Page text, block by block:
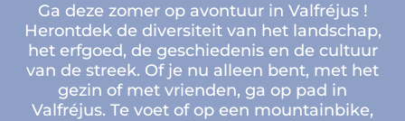
Ga deze zomer op avontuur in Valfréjus !
Herontdek de diversiteit van het landschap,
het erfgoed, de geschiedenis en de cultuur
van de streek. Of je nu alleen bent, met het
gezin of met vrienden, ga op pad in
Valfréjus. Te voet of op een mountainbike,